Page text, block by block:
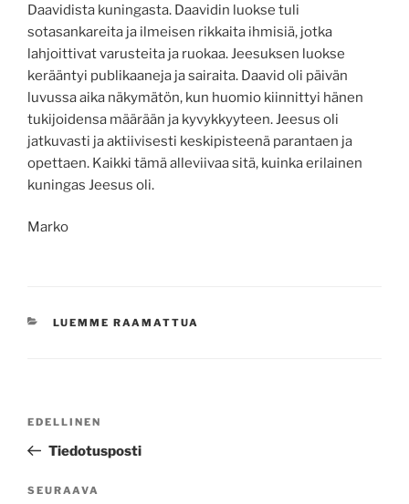
Daavidista kuningasta. Daavidin luokse tuli
sotasankareita ja ilmeisen rikkaita ihmisiä, jotka
lahjoittivat varusteita ja ruokaa. Jeesuksen luokse
kerääntyi publikaaneja ja sairaita. Daavid oli päivän
luvussa aika näkymätön, kun huomio kiinnittyi hänen
tukijoidensa määrään ja kyvykkyyteen. Jeesus oli
jatkuvasti ja aktiivisesti keskipisteenä parantaen ja
opettaen. Kaikki tämä alleviivaa sitä, kuinka erilainen
kuningas Jeesus oli.
Marko
KATEGORIAT
LUEMME RAAMATTUA
Edellinen
artikkeli
EDELLINEN
Tiedotusposti
Seuraava
SEURAAVA